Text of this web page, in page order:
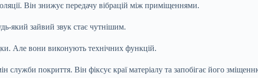
Він знижує передачу вібрацій між приміщеннями.
який зайвий звук стає чутнішим.
Але вони виконують технічних функцій.
покриття. Він фіксує краї матеріалу та запобігає його